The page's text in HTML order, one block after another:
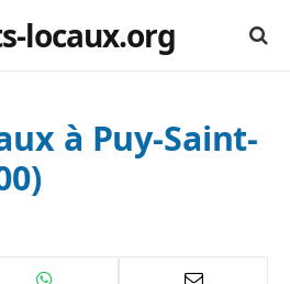
locaux.org
à Puy-Saint-